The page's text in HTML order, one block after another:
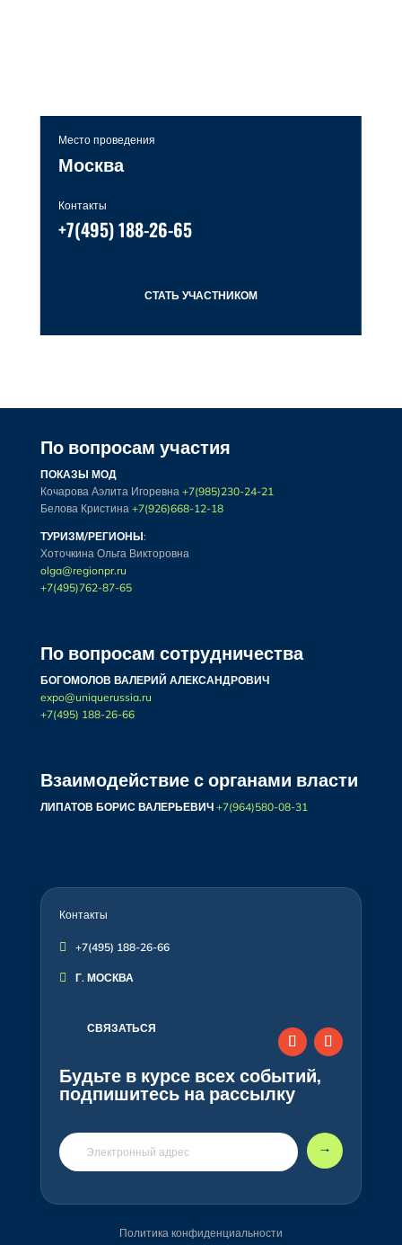
Место проведения
Москва
Контакты
+7(495) 188-26-65
СТАТЬ УЧАСТНИКОМ
По вопросам участия
ПОКАЗЫ МОД
Кочарова Аэлита Игоревна +7(985)230-24-21
Белова Кристина +7(926)668-12-18
ТУРИЗМ/РЕГИОНЫ:
Хоточкина Ольга Викторовна
olga@regionpr.ru
+7(495)762-87-65
По вопросам сотрудничества
БОГОМОЛОВ ВАЛЕРИЙ АЛЕКСАНДРОВИЧ
expo@uniquerussia.ru
+7(495) 188-26-66
Взаимодействие с органами власти
ЛИПАТОВ БОРИС ВАЛЕРЬЕВИЧ +7(964)580-08-31
Контакты
 +7(495) 188-26-66
 Г. МОСКВА
СВЯЗАТЬСЯ
Будьте в курсе всех событий,
подпишитесь на рассылку
🠒
Политика конфиденциальности